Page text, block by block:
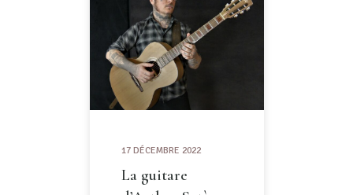
17 DÉCEMBRE 2022
La guitare